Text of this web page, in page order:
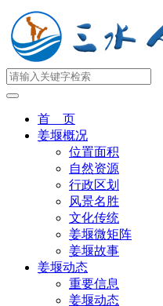
首 页
姜堰概况
位置面积
自然资源
行政区划
风景名胜
文化传统
姜堰微矩阵
姜堰故事
姜堰动态
重要信息
姜堰动态